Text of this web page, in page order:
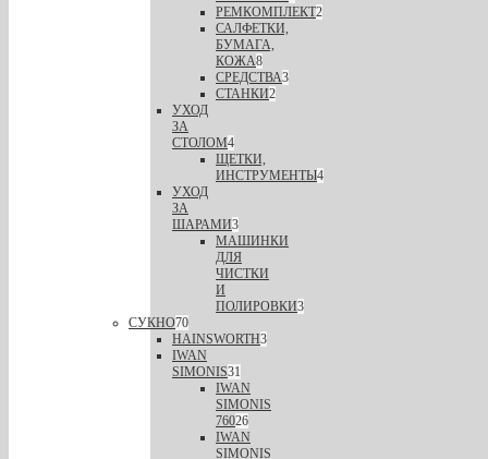
РЕМКОМПЛЕКТ2
САЛФЕТКИ,
БУМАГА,
КОЖА8
СРЕДСТВА3
СТАНКИ2
УХОД
ЗА
СТОЛОМ4
ЩЕТКИ,
ИНСТРУМЕНТЫ4
УХОД
ЗА
ШАРАМИ3
МАШИНКИ
ДЛЯ
ЧИСТКИ
И
ПОЛИРОВКИ3
СУКНО70
HAINSWORTH3
IWAN
SIMONIS31
IWAN
SIMONIS
76026
IWAN
SIMONIS